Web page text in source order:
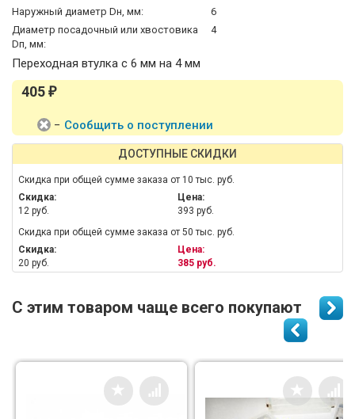
Наружный диаметр Dн, мм:
6
Диаметр посадочный или хвостовика
Dп, мм:
4
Переходная втулка с 6 мм на 4 мм
405 ₽
− Сообщить о поступлении
ДОСТУПНЫЕ СКИДКИ
Скидка при общей сумме заказа от 10 тыс. руб.
Скидка:
12 руб.
Цена:
393 руб.
Скидка при общей сумме заказа от 50 тыс. руб.
Скидка:
20 руб.
Цена:
385 руб.
С этим товаром чаще всего покупают